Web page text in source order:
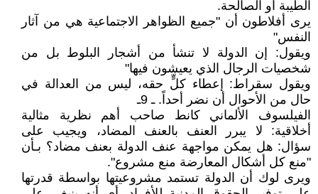
الطيبة أو الصالحة.
يرى أفلاطون أن "جميع الظواهر الاجتماعية هي من آثار
النفس"
ويقول: إن الدولة لا تنشأ من أشجار البلوط بل من
شخصيات الرجال الذي يعيشون فيها"
ويقول سقراط: إعطاء كلٍّ حقه، ليس من العدالة في
حال من الأحوال أن نضر أحداً. ـ 9ـ
الفيلسوف الألماني كانط صاحب أهم نظرية مثالية
أخلاقية: لا يبرر العنف بالعنف المضاد، ويجيب على
سؤال: هل يمكن مواجهة عنف الدولة بعنف مضاد؟ بـأن
"منع كل أشكال المعارضة منع مشروع".
ويرى لوك أن الدولة تستمد مشروعيتها بواسطة قدرتها